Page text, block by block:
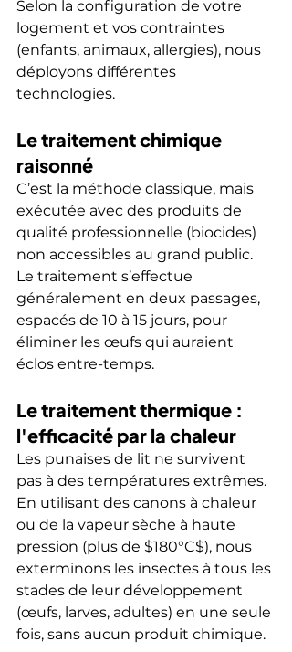
Selon la configuration de votre
logement et vos contraintes
(enfants, animaux, allergies), nous
déployons différentes
technologies.
Le traitement chimique
raisonné
C’est la méthode classique, mais
exécutée avec des produits de
qualité professionnelle (biocides)
non accessibles au grand public.
Le traitement s’effectue
généralement en deux passages,
espacés de 10 à 15 jours, pour
éliminer les œufs qui auraient
éclos entre-temps.
Le traitement thermique :
l'efficacité par la chaleur
Les punaises de lit ne survivent
pas à des températures extrêmes.
En utilisant des canons à chaleur
ou de la vapeur sèche à haute
pression (plus de $180°C$), nous
exterminons les insectes à tous les
stades de leur développement
(œufs, larves, adultes) en une seule
fois, sans aucun produit chimique.